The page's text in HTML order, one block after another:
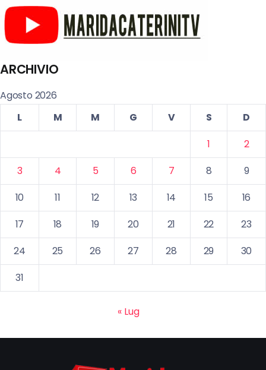
ARCHIVIO
Agosto 2026
L
M M G V S
D
1
2
3
4 5 6 7 8
9
10
11 12 13 14 15
16
17
18 19 20 21 22
23
24
25 26 27 28 29
30
31
« Lug